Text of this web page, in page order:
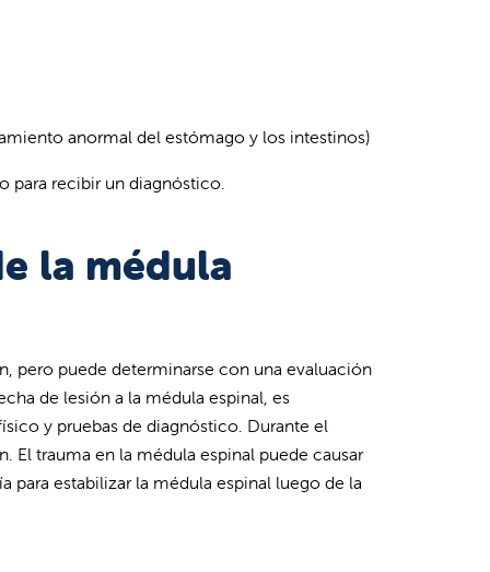
anormal del estómago y los intestinos)
para recibir un diagnóstico.
la médula
pero puede determinarse con una evaluación
de lesión a la médula espinal, es
y pruebas de diagnóstico. Durante el
trauma en la médula espinal puede causar
estabilizar la médula espinal luego de la